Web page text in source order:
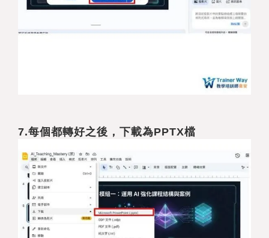
7.每個都轉好之後，下載為PPTX檔